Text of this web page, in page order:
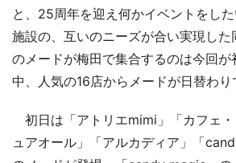
と、25周年を迎え何かイベントをし
施設の、互いのニーズが合い実現した
のメードが梅田で集合するのは今回が
中、人気の16店からメードが日替わり
初日は「アトリエmimi」「カフェ
ュアオール」「アルカディア」「